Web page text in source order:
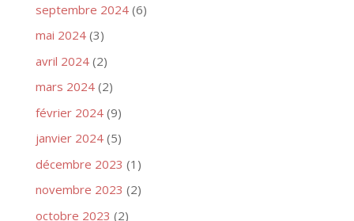
septembre 2024(6)
mai 2024(3)
avril 2024(2)
mars 2024(2)
février 2024(9)
janvier 2024(5)
décembre 2023 (1)
novembre 2023 (2)
octobre 2023 (2)